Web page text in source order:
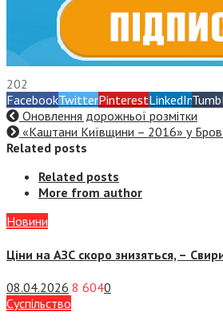
202
FacebookTwitterPinterestLinkedIn
Оновлення дорожньої розмітки
«Каштани Київщини – 2016» у
Related posts
Related posts
More from author
Новини
Ціни на АЗС скоро знизяться, –
08.04.2026 8 6040
Суспiльство